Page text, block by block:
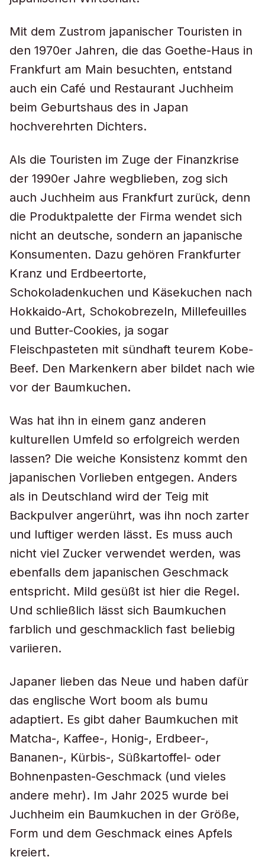
Mit dem Zustrom japanischer Touristen in
den 1970er Jahren, die das Goethe-Haus in
Frankfurt am Main besuchten, entstand
auch ein Café und Restaurant Juchheim
beim Geburtshaus des in Japan
hochverehrten Dichters.
Als die Touristen im Zuge der Finanzkrise
der 1990er Jahre wegblieben, zog sich
auch Juchheim aus Frankfurt zurück, denn
die Produktpalette der Firma wendet sich
nicht an deutsche, sondern an japanische
Konsumenten. Dazu gehören Frankfurter
Kranz und Erdbeertorte,
Schokoladenkuchen und Käsekuchen nach
Hokkaido-Art, Schokobrezeln, Millefeuilles
und Butter-Cookies, ja sogar
Fleischpasteten mit sündhaft teurem Kobe-
Beef. Den Markenkern aber bildet nach wie
vor der Baumkuchen.
Was hat ihn in einem ganz anderen
kulturellen Umfeld so erfolgreich werden
lassen? Die weiche Konsistenz kommt den
japanischen Vorlieben entgegen. Anders
als in Deutschland wird der Teig mit
Backpulver angerührt, was ihn noch zarter
und luftiger werden lässt. Es muss auch
nicht viel Zucker verwendet werden, was
ebenfalls dem japanischen Geschmack
entspricht. Mild gesüßt ist hier die Regel.
Und schließlich lässt sich Baumkuchen
farblich und geschmacklich fast beliebig
variieren.
Japaner lieben das Neue und haben dafür
das englische Wort boom als bumu
adaptiert. Es gibt daher Baumkuchen mit
Matcha-, Kaffee-, Honig-, Erdbeer-,
Bananen-, Kürbis-, Süßkartoffel- oder
Bohnenpasten-Geschmack (und vieles
andere mehr). Im Jahr 2025 wurde bei
Juchheim ein Baumkuchen in der Größe,
Form und dem Geschmack eines Apfels
kreiert.